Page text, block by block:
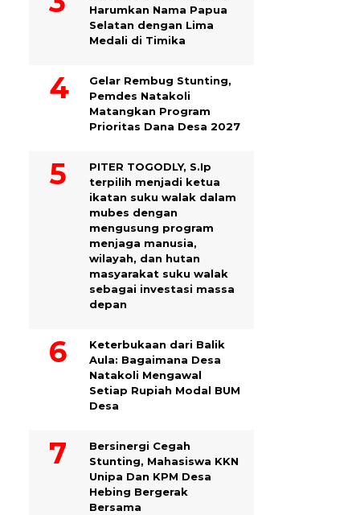
Harumkan Nama Papua
Selatan dengan Lima
Medali di Timika
Gelar Rembug Stunting,
Pemdes Natakoli
Matangkan Program
Prioritas Dana Desa 2027
PITER TOGODLY, S.Ip
terpilih menjadi ketua
ikatan suku walak dalam
mubes dengan
mengusung program
menjaga manusia,
wilayah, dan hutan
masyarakat suku walak
sebagai investasi massa
depan
Keterbukaan dari Balik
Aula: Bagaimana Desa
Natakoli Mengawal
Setiap Rupiah Modal BUM
Desa
Bersinergi Cegah
Stunting, Mahasiswa KKN
Unipa Dan KPM Desa
Hebing Bergerak
Bersama